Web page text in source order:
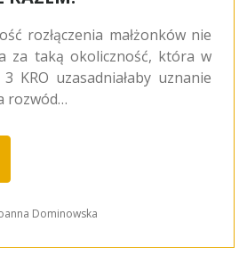
rozłączenia małżonków nie
za taką okoliczność, która w
KRO uzasadniałaby uznanie
rozwód…
Dominowska